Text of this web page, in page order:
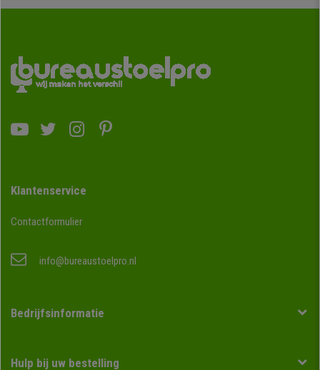
Klantenservice
Contactformulier
info@bureaustoelpro.nl
Bedrijfsinformatie
Hulp bij uw bestelling